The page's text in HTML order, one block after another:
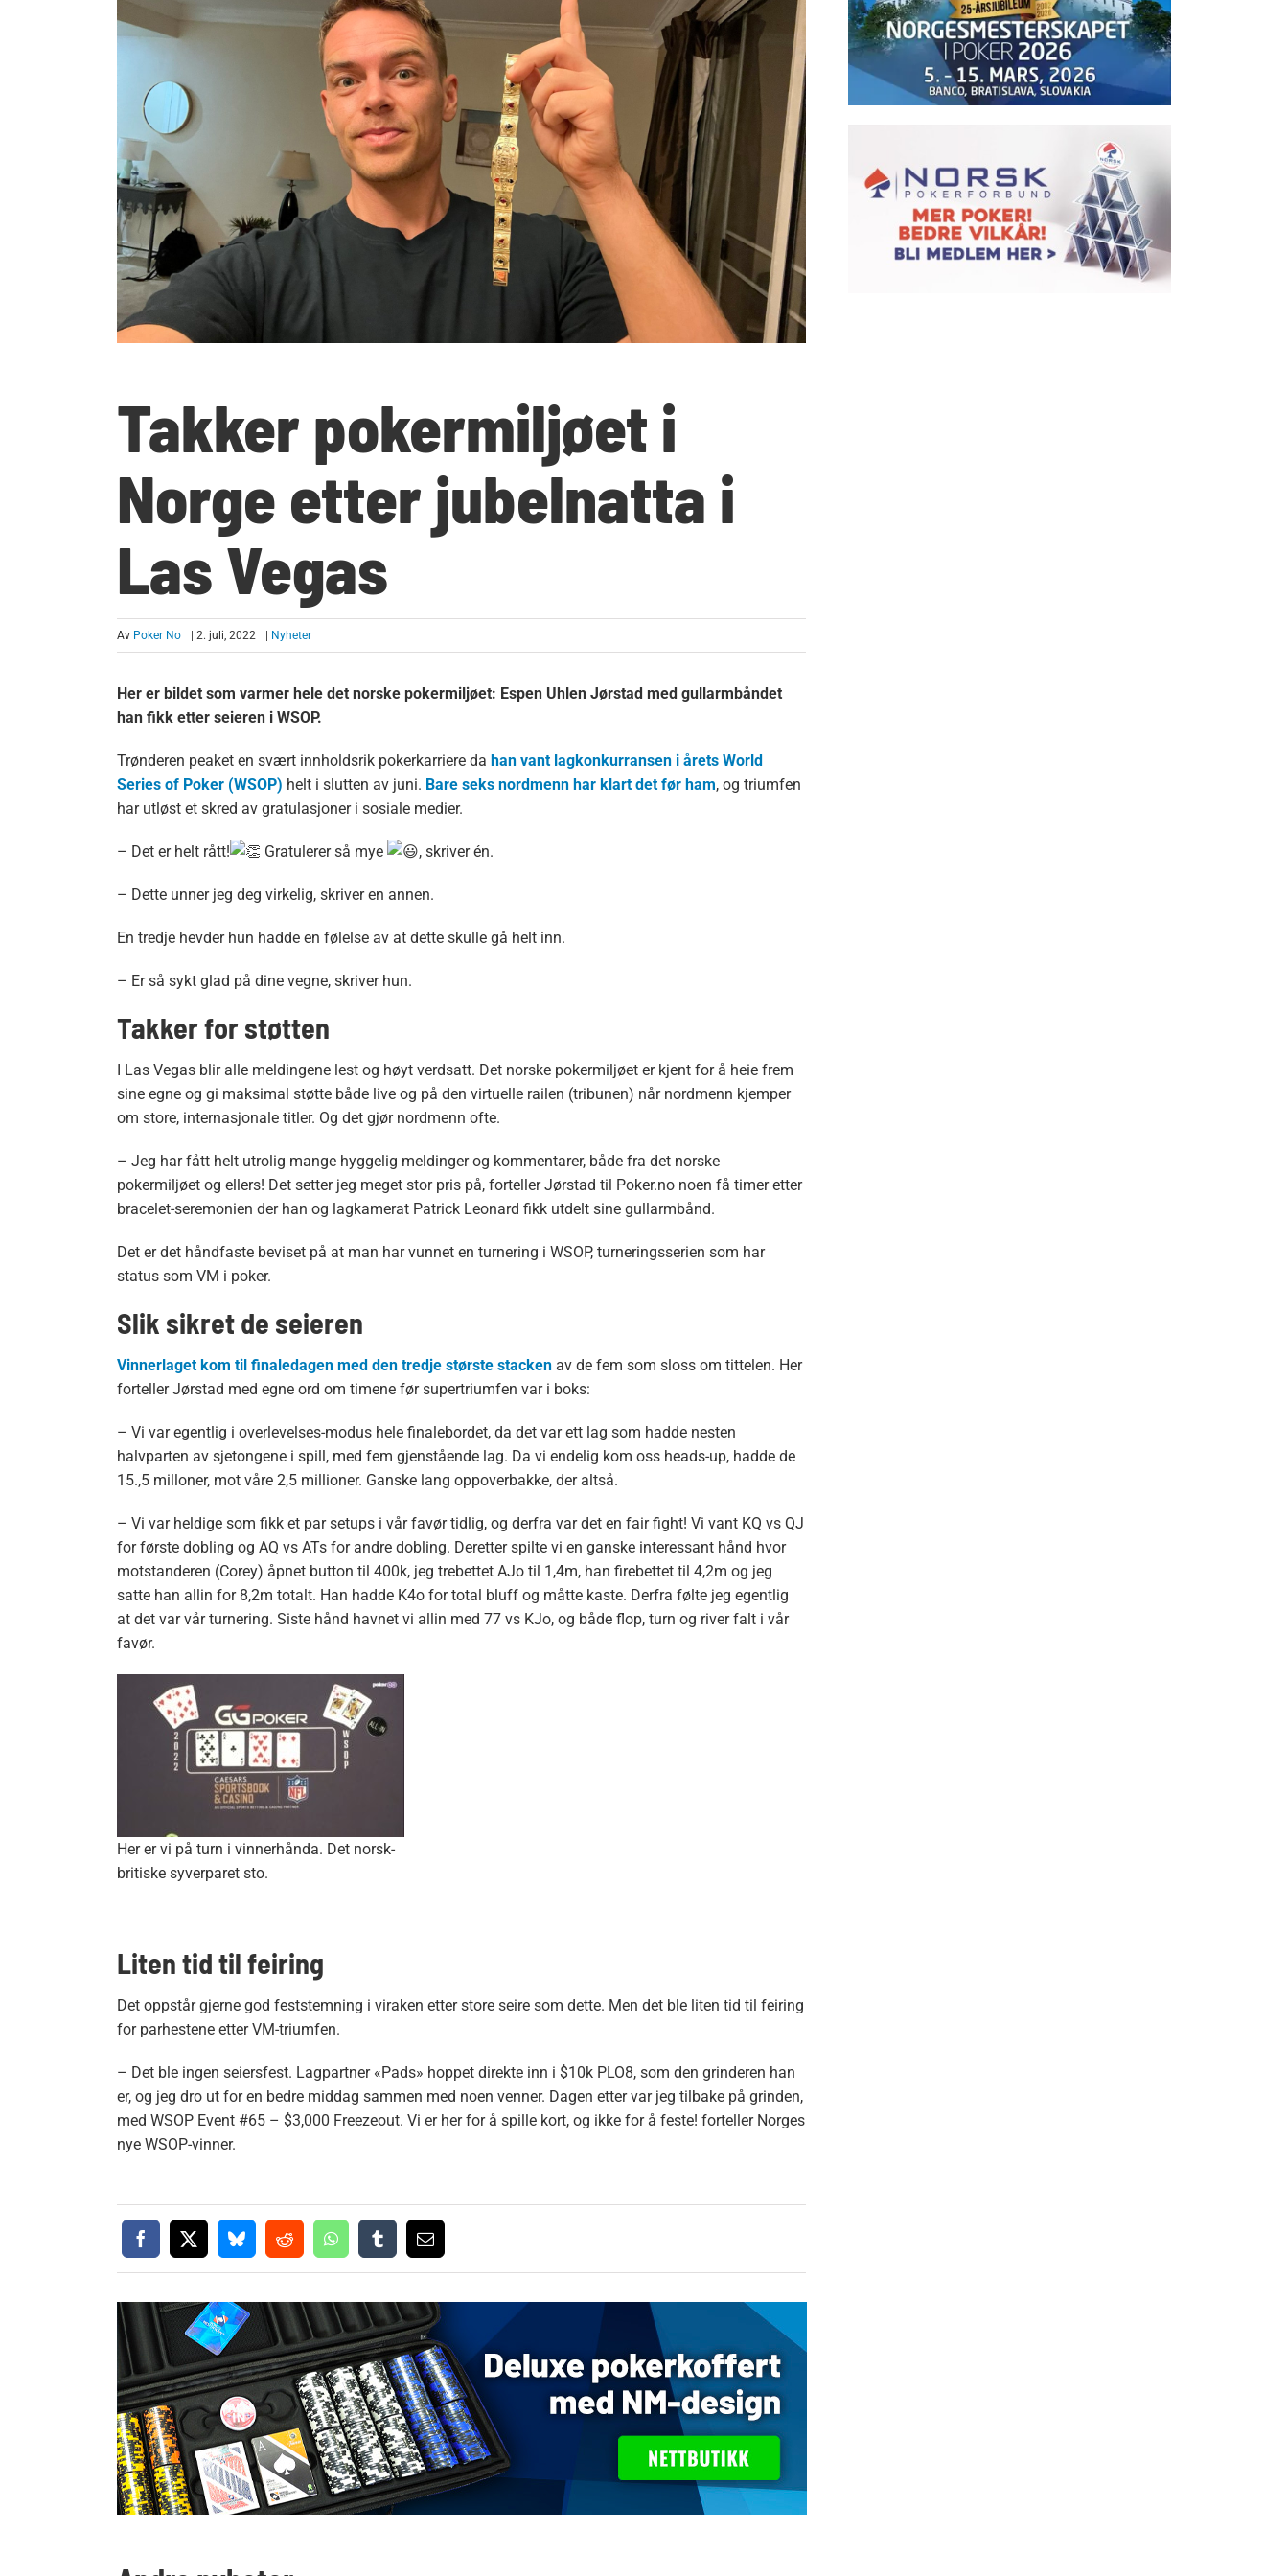
Takker pokermiljøet i
Norge etter jubelnatta i
Las Vegas
Av Poker No | 2. juli, 2022 Nyheter
Her er bildet som varmer hele det norske pokermiljøet: Espen Uhlen Jørstad med gullarmbåndet
han fikk etter seieren i WSOP.
Trønderen peaket en svært innholdsrik pokerkarriere da han vant lagkonkurransen i årets World
Series of Poker (WSOP) helt i slutten av juni. Bare seks nordmenn har klart det før ham, og triumfen
har utløst et skred av gratulasjoner i sosiale medier.
– Det er helt rått! Gratulerer så mye , skriver én.
– Dette unner jeg deg virkelig, skriver en annen.
En tredje hevder hun hadde en følelse av at dette skulle gå helt inn.
– Er så sykt glad på dine vegne, skriver hun.
Takker for støtten
I Las Vegas blir alle meldingene lest og høyt verdsatt. Det norske pokermiljøet er kjent for å heie frem
sine egne og gi maksimal støtte både live og på den virtuelle railen (tribunen) når nordmenn kjemper
om store, internasjonale titler. Og det gjør nordmenn ofte.
– Jeg har fått helt utrolig mange hyggelig meldinger og kommentarer, både fra det norske
pokermiljøet og ellers! Det setter jeg meget stor pris på, forteller Jørstad til Poker.no noen få timer etter
bracelet-seremonien der han og lagkamerat Patrick Leonard fikk utdelt sine gullarmbånd.
Det er det håndfaste beviset på at man har vunnet en turnering i WSOP, turneringsserien som har
status som VM i poker.
Slik sikret de seieren
Vinnerlaget kom til finaledagen med den tredje største stackenav de fem som sloss om tittelen. Her
forteller Jørstad med egne ord om timene før supertriumfen var i boks:
– Vi var egentlig i overlevelses-modus hele finalebordet, da det var ett lag som hadde nesten
halvparten av sjetongene i spill, med fem gjenstående lag. Da vi endelig kom oss heads-up, hadde de
15.,5 milloner, mot våre 2,5 millioner. Ganske lang oppoverbakke, der altså.
– Vi var heldige som fikk et par setups i vår favør tidlig, og derfra var det en fair fight! Vi vant KQ vs QJ
for første dobling og AQ vs ATs for andre dobling. Deretter spilte vi en ganske interessant hånd hvor
motstanderen (Corey) åpnet button til 400k, jeg trebettet AJo til 1,4m, han firebettet til 4,2m og jeg
satte han allin for 8,2m totalt. Han hadde K4o for total bluff og måtte kaste. Derfra følte jeg egentlig
at det var vår turnering. Siste hånd havnet vi allin med 77 vs KJo, og både flop, turn og river falt i vår
favør.
Her er vi på turn i vinnerhånda. Det norsk-
britiske syverparet sto.
Liten tid til feiring
Det oppstår gjerne god feststemning i viraken etter store seire som dette. Men det ble liten tid til feiring
for parhestene etter VM-triumfen.
– Det ble ingen seiersfest. Lagpartner «Pads» hoppet direkte inn i $10k PLO8, som den grinderen han
er, og jeg dro ut for en bedre middag sammen med noen venner. Dagen etter var jeg tilbake på grinden,
med WSOP Event #65 – $3,000 Freezeout. Vi er her for å spille kort, og ikke for å feste! forteller Norges
nye WSOP-vinner.